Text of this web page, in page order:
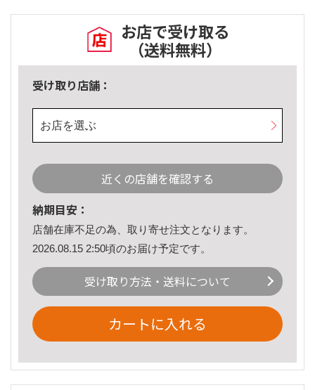
お店で受け取る
（送料無料）
受け取り店舗：
お店を選ぶ
近くの店舗を確認する
納期目安：
店舗在庫不足の為、取り寄せ注文となります。
2026.08.15 2:50頃のお届け予定です。
受け取り方法・送料について
カートに入れる